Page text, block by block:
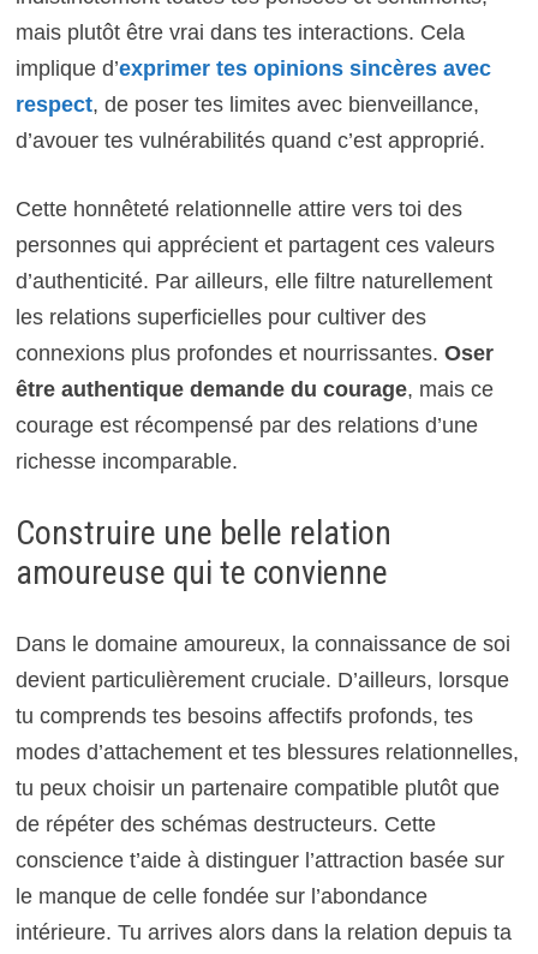
mais plutôt être vrai dans tes interactions. Cela
implique d’exprimer tes opinions sincères avec
respect, de poser tes limites avec bienveillance,
d’avouer tes vulnérabilités quand c’est approprié.
Cette honnêteté relationnelle attire vers toi des
personnes qui apprécient et partagent ces valeurs
d’authenticité. Par ailleurs, elle filtre naturellement
les relations superficielles pour cultiver des
connexions plus profondes et nourrissantes. Oser
être authentique demande du courage, mais ce
courage est récompensé par des relations d’une
richesse incomparable.
Construire une belle relation
amoureuse qui te convienne
Dans le domaine amoureux, la connaissance de soi
devient particulièrement cruciale. D’ailleurs, lorsque
tu comprends tes besoins affectifs profonds, tes
modes d’attachement et tes blessures relationnelles,
tu peux choisir un partenaire compatible plutôt que
de répéter des schémas destructeurs. Cette
conscience t’aide à distinguer l’attraction basée sur
le manque de celle fondée sur l’abondance
intérieure. Tu arrives alors dans la relation depuis ta